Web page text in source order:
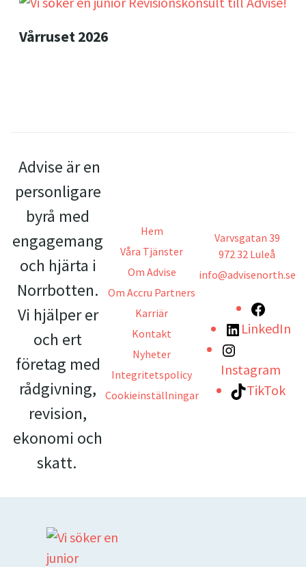
Vårruset 2026
Advise är en
personligare
byrå med
engagemang
och hjärta i
Norrbotten.
Vi hjälper er
och ert
företag med
rådgivning,
revision,
ekonomi och
skatt.
Hem
Våra Tjänster
Om Advise
Om Accru Partners
Karriär
Kontakt
Nyheter
Integritetspolicy
Cookieinställningar
Varvsgatan 39
972 32 Luleå
info@advisenorth.se
LinkedIn
Instagram
TikTok